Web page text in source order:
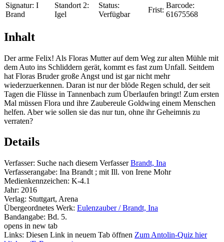
Signatur: I
Brand
Standort 2:
Igel
Status:
Verfügbar
Frist:
Barcode:
61675568
Inhalt
Der arme Felix! Als Floras Mutter auf dem Weg zur alten Mühle mit
dem Auto ins Schliddern gerät, kommt es fast zum Unfall. Seitdem
hat Floras Bruder große Angst und ist gar nicht mehr
wiederzuerkennen. Daran ist nur der blöde Regen schuld, der seit
Tagen die Flüsse in Tannenbach zum Überlaufen bringt! Zum ersten
Mal müssen Flora und ihre Zaubereule Goldwing einem Menschen
helfen. Aber wie sollen sie das nur tun, ohne ihr Geheimnis zu
verraten?
Details
Verfasser: Suche nach diesem Verfasser Brandt, Ina
Verfasserangabe: Ina Brandt ; mit Ill. von Irene Mohr
Medienkennzeichen: K-4.1
Jahr: 2016
Verlag: Stuttgart, Arena
Übergeordnetes Werk: Eulenzauber / Brandt, Ina
Bandangabe: Bd. 5.
opens in new tab
Links: Diesen Link in neuem Tab öffnen Zum Antolin-Quiz hier